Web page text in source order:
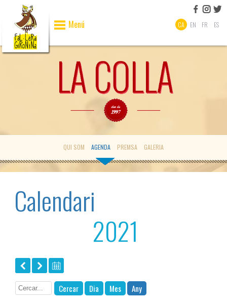
CA EN FR ES
Menú
QUI SOM AGENDA PREMSA GALERIA
Calendari
2021
Cercar Dia Mes Any